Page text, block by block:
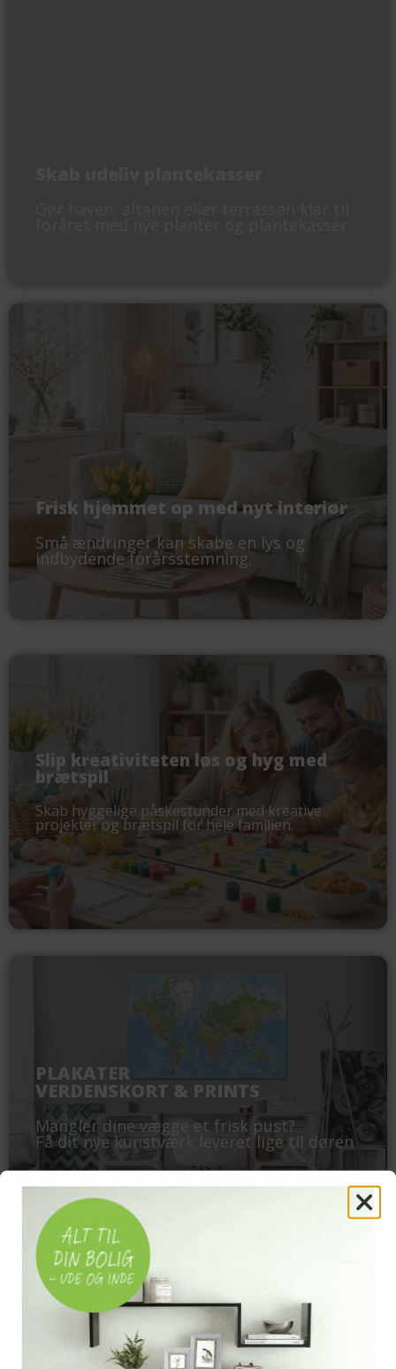
Frisk hjemmet op med nyt interiør
Små ændringer kan skabe en lys og
indbydende forårsstemning.
Slip kreativiteten løs og hyg med
brætspil
Skab hyggelige påskestunder med kreative
projekter og brætspil for hele familien.
PLAKATER
VERDENSKORT & PRINTS
Mangler dine vægge et frisk pust?
Få dit nye kunstværk leveret lige til døren
Skab varme og hygge i hjemmet